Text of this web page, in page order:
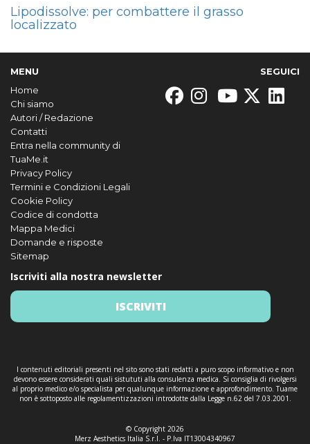
Lipodissolve: per combattere il grasso
localizzato
MENU
Home
Chi siamo
Autori / Redazione
Contatti
Entra nella community di
TuaMe.it
Privacy Policy
Termini e Condizioni Legali
Cookie Policy
Codice di condotta
Mappa Medici
Domande e risposte
Sitemap
SEGUICI
Iscriviti alla nostra newsletter
ISCRIVITI
I contenuti editoriali presenti nel sito sono stati redatti a puro scopo informativo e non
devono essere considerati quali sistututi alla consulenza medica. Si consiglia di rivolgersi
al proprio medico e/o specialista per qualunque informazione e approfondimento. Tuame
non è sottoposto alle regolamentizzazioni introdotte dalla Legge n.62 del 7.03.2001.
© Copyright 2026
Merz Aesthetics Italia S.r.l. - P.Iva IT13004340967